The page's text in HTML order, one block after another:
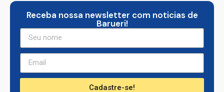
Receba nossa newsletter com noticias de
Barueri!
Cadastre-se!